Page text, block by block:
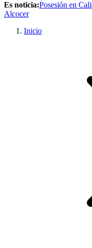
Es noticia:Posesión en Cali
Alcocer
Inicio